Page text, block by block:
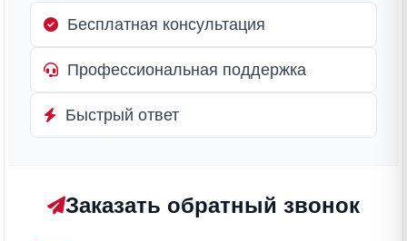
Бесплатная консультация
Профессиональная поддержка
Быстрый ответ
Заказать обратный звонок